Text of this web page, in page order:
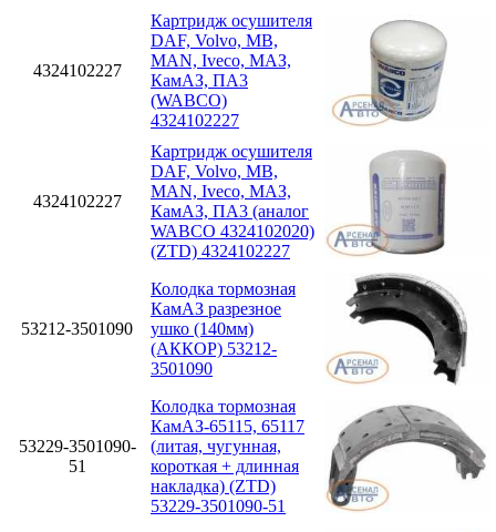
4324102227
Картридж осушителя
DAF, Volvo, MB,
MAN, Iveco, МАЗ,
КамАЗ, ПА3
(WABCO)
4324102227
4324102227
Картридж осушителя
DAF, Volvo, MB,
MAN, Iveco, МАЗ,
КамАЗ, ПА3 (аналог
WABCO 4324102020)
(ZTD) 4324102227
53212-3501090
Колодка тормозная
КамАЗ разрезное
ушко (140мм)
(АККОР) 53212-
3501090
53229-3501090-
51
Колодка тормозная
КамАЗ-65115, 65117
(литая, чугунная,
короткая + длинная
накладка) (ZTD)
53229-3501090-51